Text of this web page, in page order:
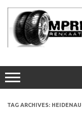
content
TAG ARCHIVES: